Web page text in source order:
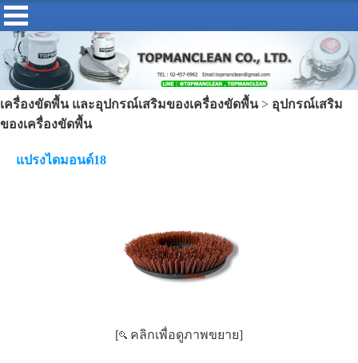
เครื่องขัดพื้น และอุปกรณ์เสริมของเครื่องขัดพื้น> อุปกรณ์เสริม
ของเครื่องขัดพื้น
แปรงไดมอนด์18
[ คลิกเพื่อดูภาพขยาย]